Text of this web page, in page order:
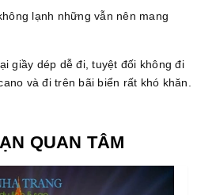
lạnh những vẫn nên mang
giầy dép dễ đi, tuyệt đối không đi
và đi trên bãi biển rất khó khăn.
QUAN TÂM